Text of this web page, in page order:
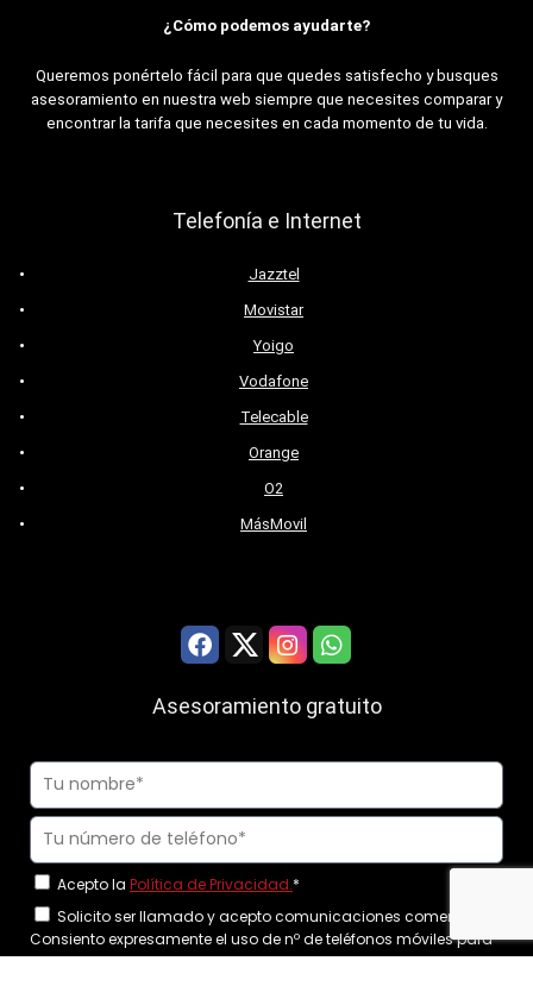
¿Cómo podemos ayudarte?
Queremos ponértelo fácil para que quedes satisfecho y busques
asesoramiento en nuestra web siempre que necesites comparar y
encontrar la tarifa que necesites en cada momento de tu vida.
Telefonía e Internet
Jazztel
Movistar
Yoigo
Vodafone
Telecable
Orange
O2
MásMovil
Asesoramiento gratuito
Acepto la Política de Privacidad.*
Solicito ser llamado y acepto comunicaciones comerciales.
Consiento expresamente el uso de nº de teléfonos móviles para
realizar las llamadas.*